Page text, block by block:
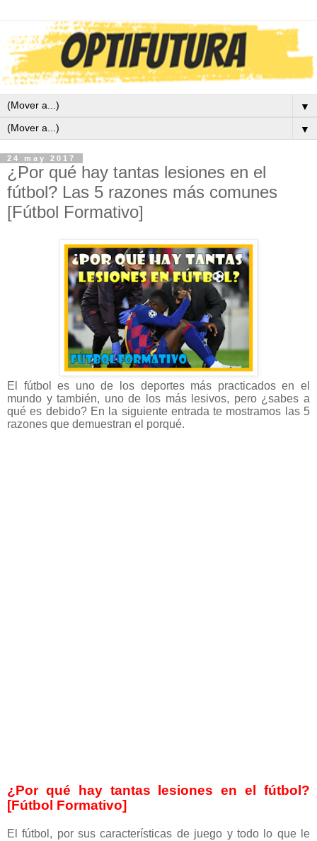
▼
▼
24 may 2017
¿Por qué hay tantas lesiones en el
fútbol? Las 5 razones más comunes
[Fútbol Formativo]
El fútbol es uno de los deportes más practicados en el
mundo y también, uno de los más lesivos, pero ¿sabes a
qué es debido? En la siguiente entrada te mostramos las 5
razones que demuestran el porqué.
¿Por qué hay tantas lesiones en el fútbol?
[Fútbol Formativo]
El fútbol, por sus características de juego y todo lo que le